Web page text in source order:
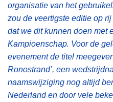
organisatie van het
zou de veertigste editie op
dat we dit kunnen doen met
Kampioenschap. Voor de
evenement de titel
Ronostrand’, een
naamswijziging nog altijd
Nederland en door vele